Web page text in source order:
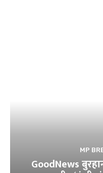
MP
GoodNews